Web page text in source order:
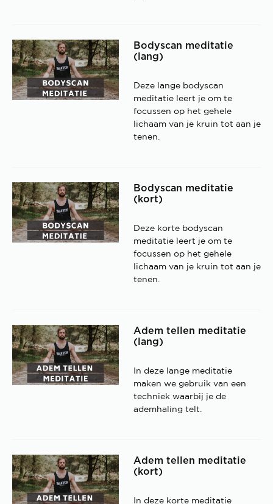
Bodyscan meditatie
(lang)
Deze lange bodyscan
meditatie leert je om te
focussen op het gehele
lichaam van je kruin tot aan je
tenen.
Bodyscan meditatie
(kort)
Deze korte bodyscan
meditatie leert je om te
focussen op het gehele
lichaam van je kruin tot aan je
tenen.
Adem tellen meditatie
(lang)
In deze lange meditatie
maken we gebruik van een
techniek waarbij je de
ademhaling telt.
Adem tellen meditatie
(kort)
In deze korte meditatie